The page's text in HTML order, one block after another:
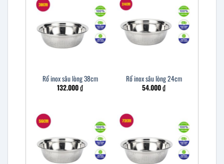
Rổ inox sâu lòng 38cm
132.000₫
Rổ inox sâu lòng 24cm
54.000₫